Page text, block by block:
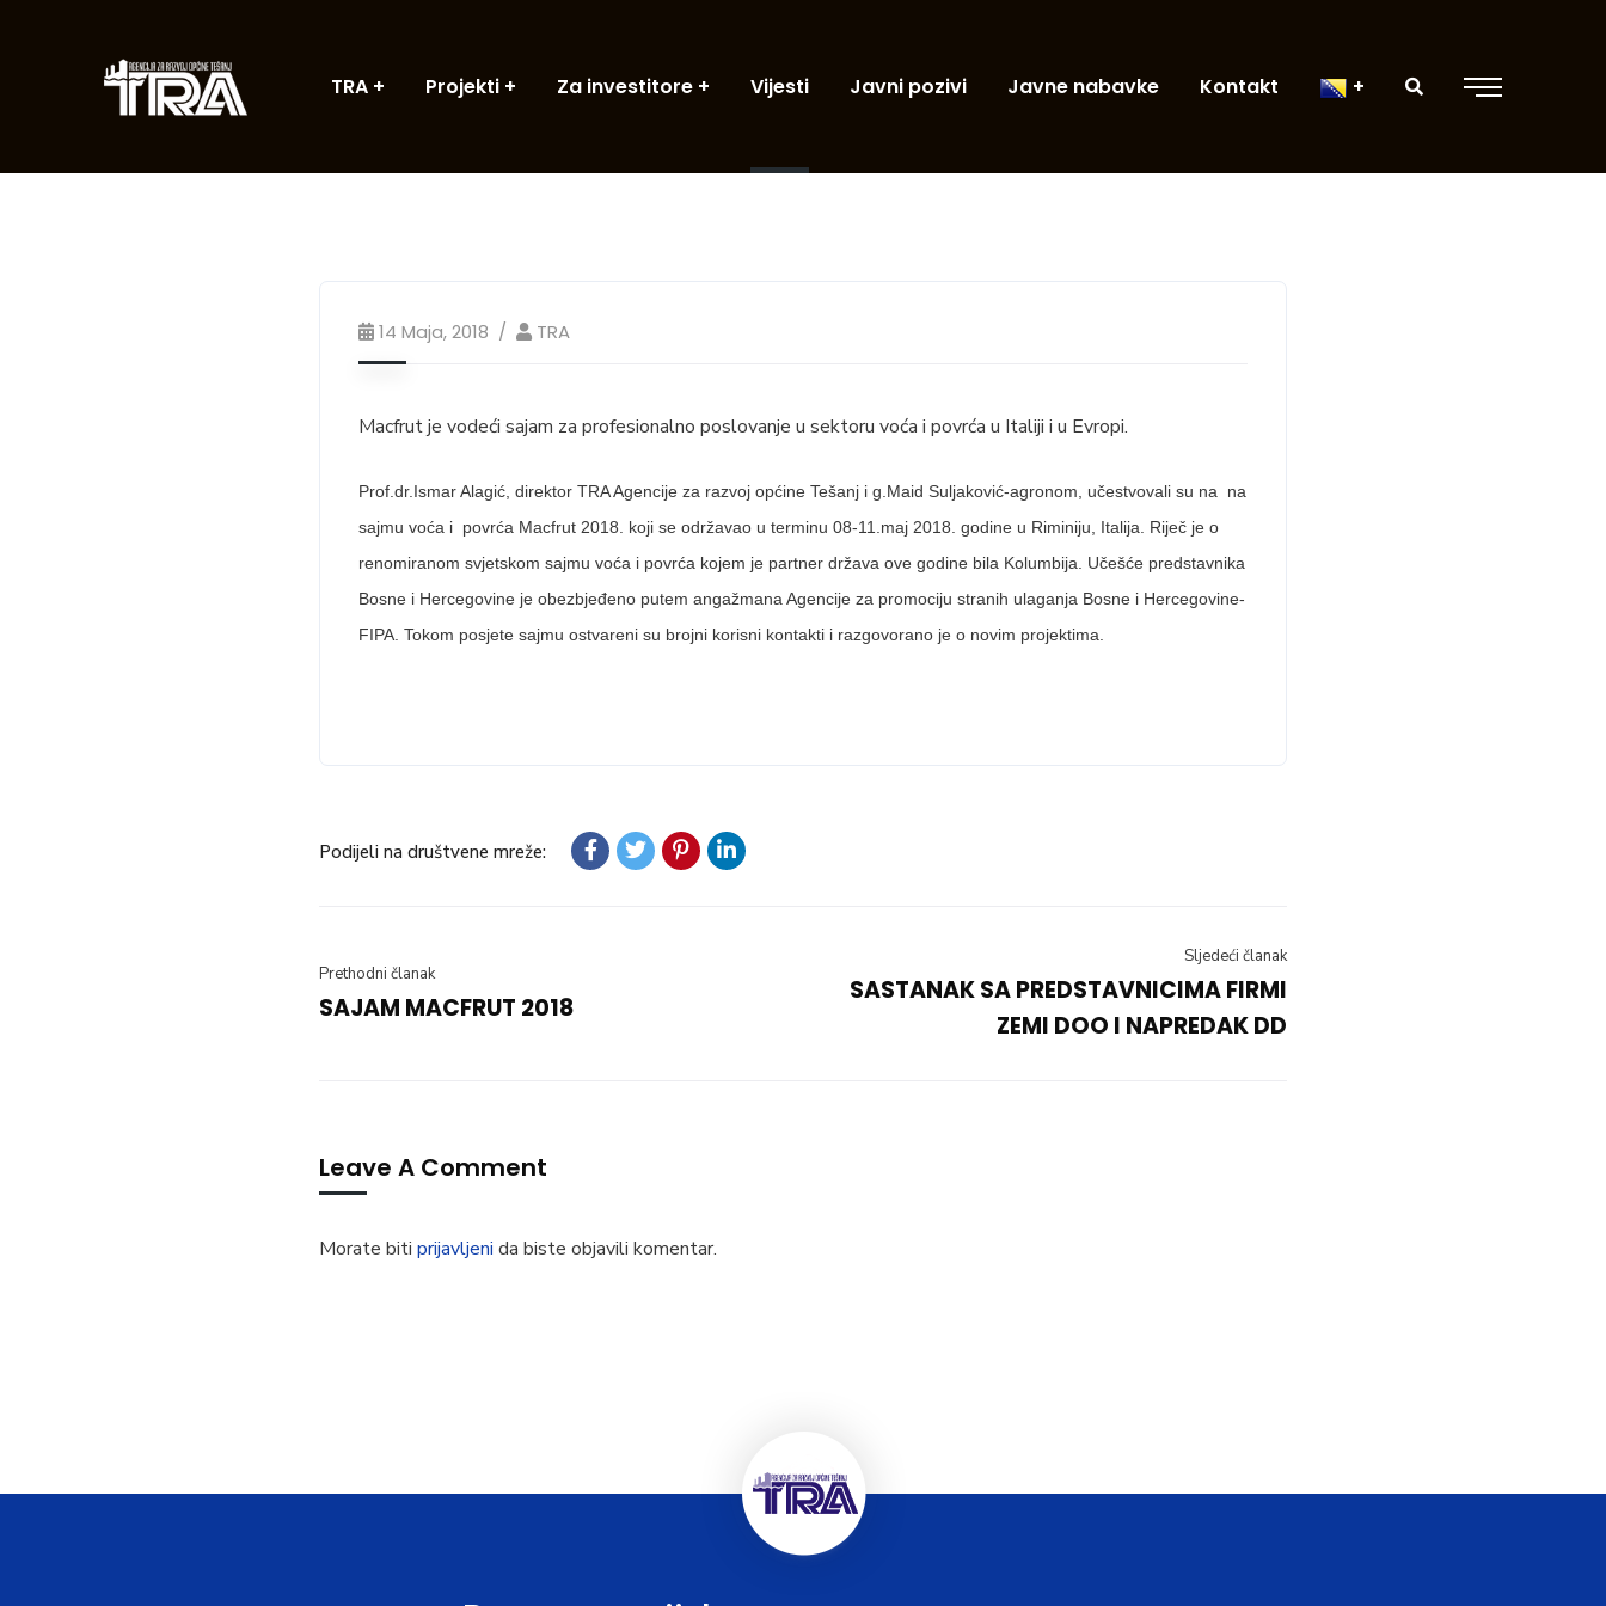
TRA Projekti Za investitore Vijesti Javni pozivi Javne nabavke Kontakt
14 Maja, 2018 TRA
Macfrut je vodeći sajam za profesionalno poslovanje u sektoru voća i povrća u Italiji i u Evropi.
Prof.dr.Ismar Alagić, direktor TRA Agencije za razvoj općine Tešanj i g.Maid Suljaković-agronom, učestvovali su na na
sajmu voća i povrća Macfrut 2018. koji se održavao u terminu 08-11.maj 2018. godine u Riminiju, Italija. Riječ je o
renomiranom svjetskom sajmu voća i povrća kojem je partner država ove godine bila Kolumbija. Učešće predstavnika
Bosne i Hercegovine je obezbjeđeno putem angažmana Agencije za promociju stranih ulaganja Bosne i Hercegovine-
FIPA. Tokom posjete sajmu ostvareni su brojni korisni kontakti i razgovorano je o novim projektima.
Podijeli na društvene mreže:
Prethodni članak
SAJAM MACFRUT 2018
Sljedeći članak
SASTANAK SA PREDSTAVNICIMA FIRMI
ZEMI DOO I NAPREDAK DD
Leave A Comment
Morate biti prijavljeni da biste objavili komentar.